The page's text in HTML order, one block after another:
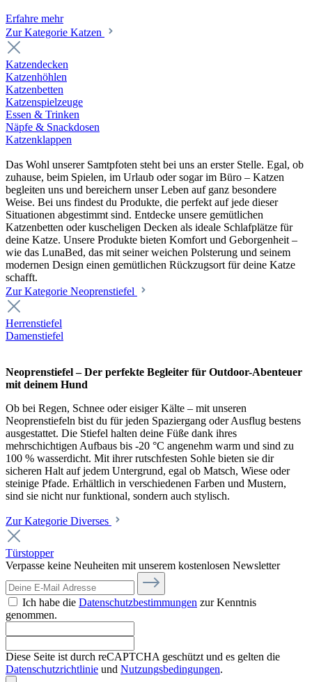
Erfahre mehr
Zur Kategorie Katzen
Katzendecken
Katzenhöhlen
Katzenbetten
Katzenspielzeuge
Essen & Trinken
Näpfe & Snackdosen
Katzenklappen
Das Wohl unserer Samtpfoten steht bei uns an erster Stelle. Egal, ob
zuhause, beim Spielen, im Urlaub oder sogar im Büro – Katzen
begleiten uns und bereichern unser Leben auf ganz besondere
Weise. Bei uns findest du Produkte, die perfekt auf jede dieser
Situationen abgestimmt sind. Entdecke unsere gemütlichen
Katzenbetten oder kuscheligen Decken als ideale Schlafplätze für
deine Katze. Unsere Produkte bieten Komfort und Geborgenheit –
wie das LunaBed, das mit seiner weichen Polsterung und seinem
modernen Design einen gemütlichen Rückzugsort für deine Katze
schafft.
Zur Kategorie Neoprenstiefel
Herrenstiefel
Damenstiefel
Neoprenstiefel – Der perfekte Begleiter für Outdoor-Abenteuer
mit deinem Hund
Ob bei Regen, Schnee oder eisiger Kälte – mit unseren
Neoprenstiefeln bist du für jeden Spaziergang oder Ausflug bestens
ausgestattet. Die Stiefel halten deine Füße dank ihres
mehrschichtigen Aufbaus bis -20 °C angenehm warm und sind zu
100 % wasserdicht. Mit ihrer rutschfesten Sohle bieten sie dir
sicheren Halt auf jedem Untergrund, egal ob Matsch, Wiese oder
steinige Pfade. Erhältlich in verschiedenen Farben und Mustern,
sind sie nicht nur funktional, sondern auch stylisch.
Zur Kategorie Diverses
Türstopper
Verpasse keine Neuheiten mit unserem kostenlosen Newsletter
Ich habe die Datenschutzbestimmungen zur Kenntnis
genommen.
Diese Seite ist durch reCAPTCHA geschützt und es gelten die
Datenschutzrichtlinie und Nutzungsbedingungen.